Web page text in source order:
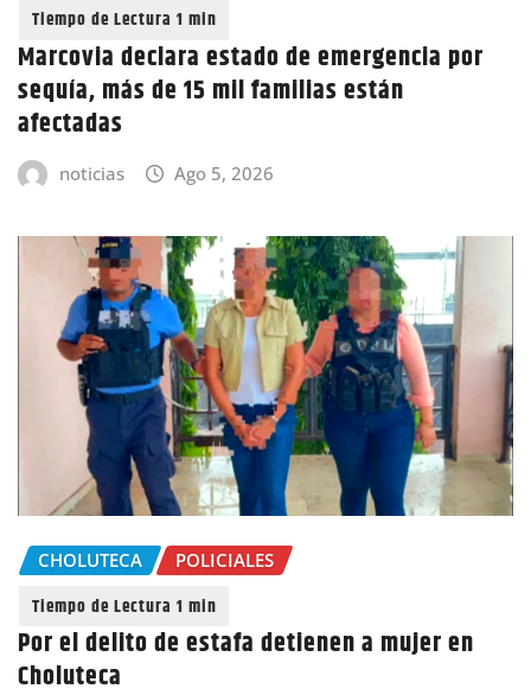
Marcovia declara estado de emergencia por
sequía, más de 15 mil familias están
afectadas
noticias Ago 5, 2026
CHOLUTECA POLICIALES
Por el delito de estafa detienen a mujer en
Choluteca